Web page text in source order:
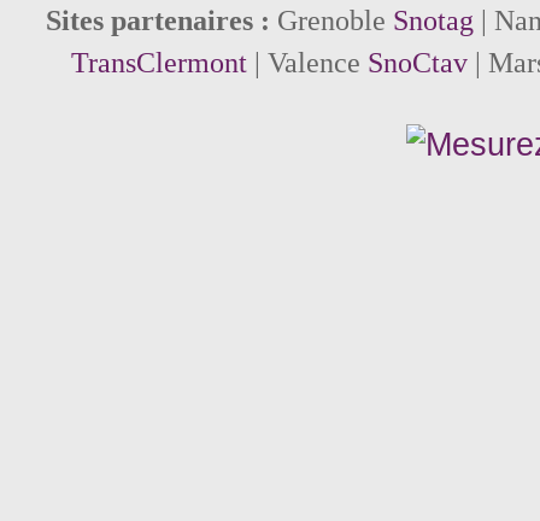
Sites partenaires : Grenoble Snotag |
TransClermont| Valence SnoCtav|